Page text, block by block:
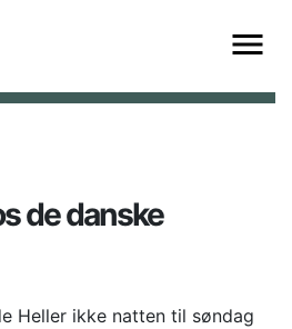
de danske
Heller ikke natten til søndag